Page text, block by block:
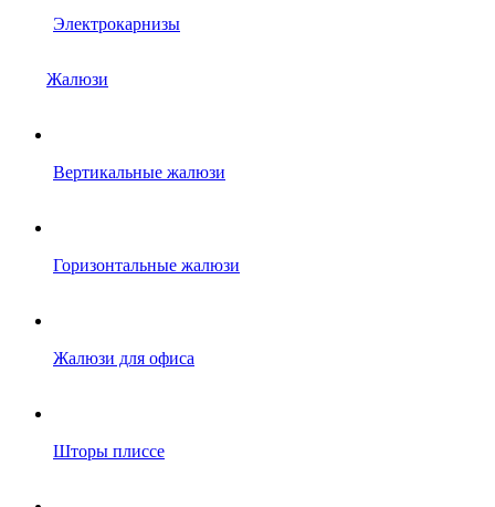
Электрокарнизы
Жалюзи
Вертикальные жалюзи
Горизонтальные жалюзи
Жалюзи для офиса
Шторы плиссе